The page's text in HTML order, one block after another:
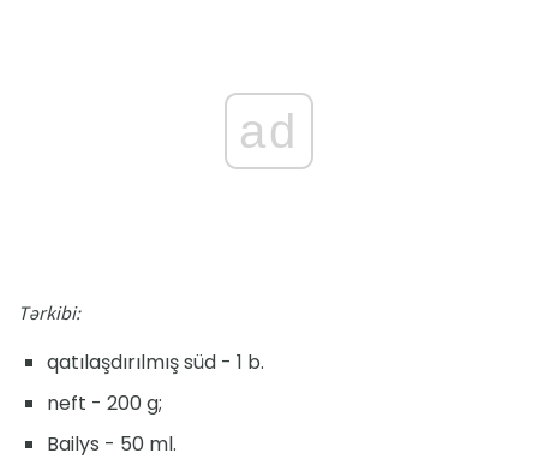
ad
Tərkibi:
qatılaşdırılmış süd - 1 b.
neft - 200 g;
Bailys - 50 ml.